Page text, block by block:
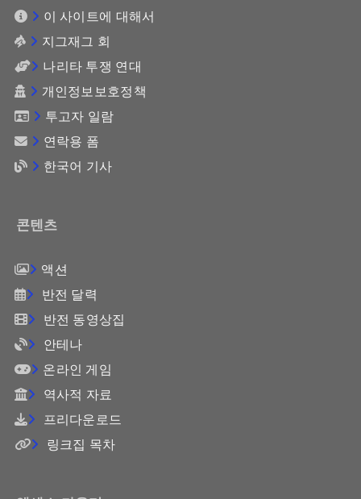
이 사이트에 대해서
지그재그 회
나리타 투쟁 연대
개인정보보호정책
투고자 일람
연락용 폼
한국어 기사
콘텐츠
액션
반전 달력
반전 동영상집
안테나
온라인 게임
역사적 자료
프리다운로드
링크집 목차